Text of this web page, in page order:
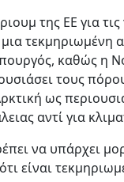
της ΕΕ για
μια τεκμηριωμένη
καθώς η
τους
ως
αντί για
να υπάρχει
είναι